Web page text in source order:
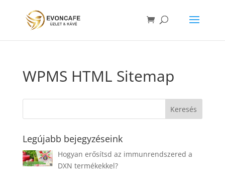
WPMS HTML Sitemap
Legújabb bejegyzéseink
Hogyan erősítsd az immunrendszered a
DXN termékekkel?